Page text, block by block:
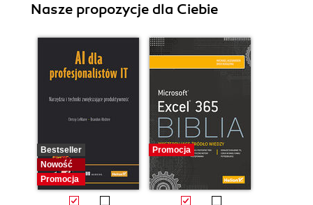
Nasze propozycje dla Ciebie
Bestseller
Nowość
Promocja
Promocja